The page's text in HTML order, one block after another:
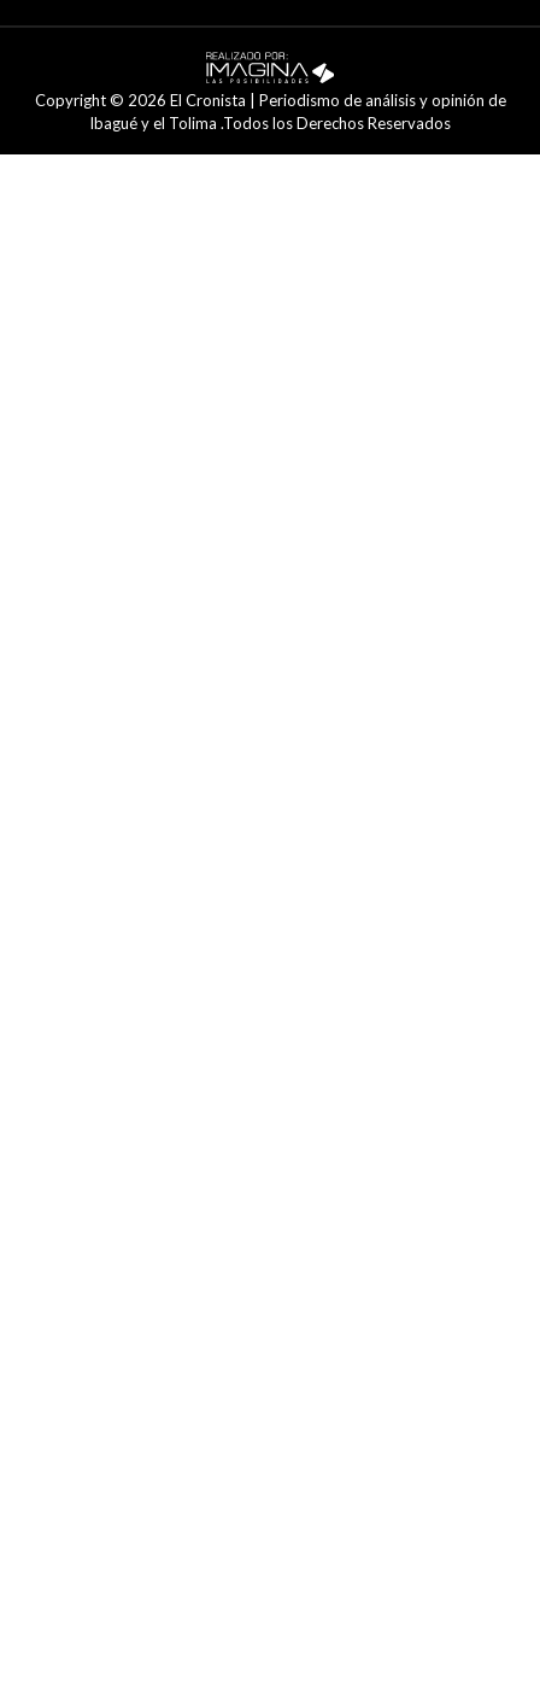
Copyright © 2026 El Cronista | Periodismo de análisis y opinión de
Ibagué y el Tolima .Todos los Derechos Reservados